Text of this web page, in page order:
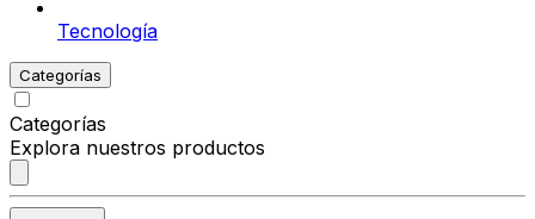
Tecnología
Categorías
Categorías
Explora nuestros productos